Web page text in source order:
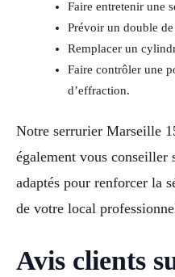
Faire entretenir une
Prévoir un double de
Remplacer un
Faire contrôler une
d’effraction.
Notre serrurier Marseille
également vous conseiller
adaptés pour renforcer la
de votre local
Avis clients